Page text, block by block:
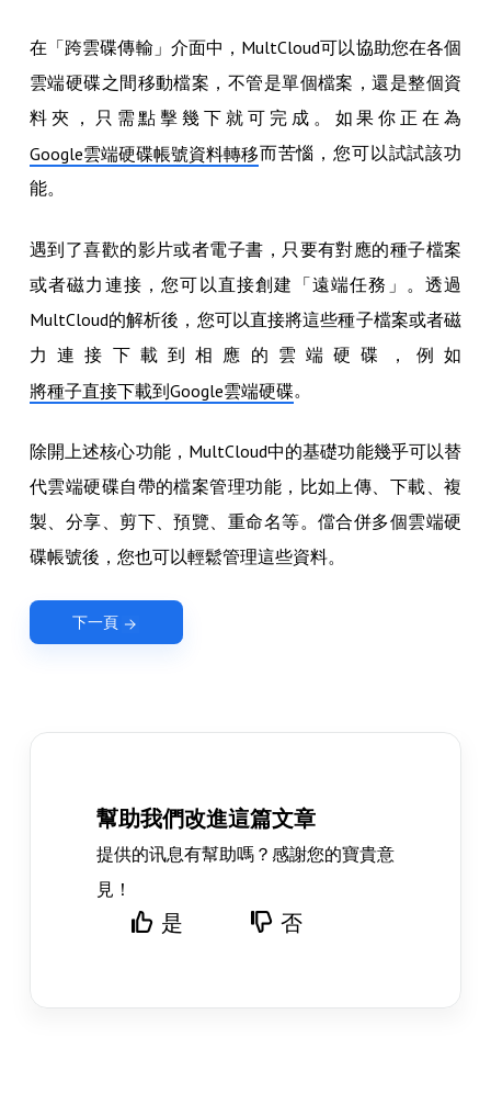
在「跨雲碟傳輸」介面中，MultCloud可以協助您在各個
雲端硬碟之間移動檔案，不管是單個檔案，還是整個資
料夾，只需點擊幾下就可完成。如果你正在為
Google雲端硬碟帳號資料轉移而苦惱，您可以試試該功
能。
遇到了喜歡的影片或者電子書，只要有對應的種子檔案
或者磁力連接，您可以直接創建「遠端任務」。透過
MultCloud的解析後，您可以直接將這些種子檔案或者磁
力連接下載到相應的雲端硬碟，例如
將種子直接下載到Google雲端硬碟。
除開上述核心功能，MultCloud中的基礎功能幾乎可以替
代雲端硬碟自帶的檔案管理功能，比如上傳、下載、複
製、分享、剪下、預覽、重命名等。儅合併多個雲端硬
碟帳號後，您也可以輕鬆管理這些資料。
下一頁
幫助我們改進這篇文章
提供的讯息有幫助嗎？感謝您的寶貴意
見！
是 否